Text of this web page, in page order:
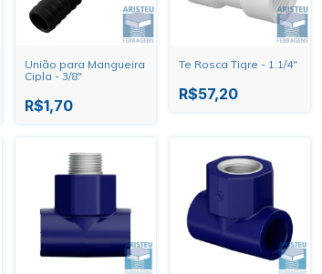
União para Mangueira
Cipla - 3/8"
R$1,70
Te Rosca Tigre - 1.1/4"
R$57,20